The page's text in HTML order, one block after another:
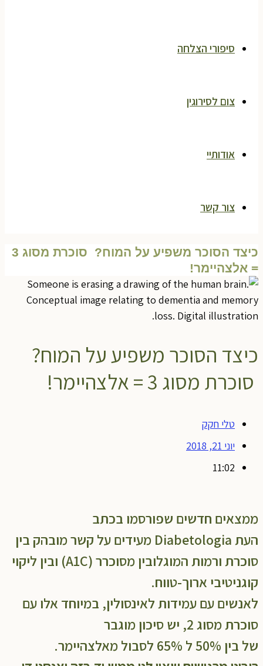
סיפורי הצלחה
צום לסירוגין
אודותיי
צור קשר
כיצד הסוכר משפיע על המוח? סוכרת מסוג 3
= אלצהיימר!
כיצד הסוכר משפיע על המוח?
סוכרת מסוג 3 = אלצהיימר!
טלי חקק
יוני 21, 2018
11:02
ממצאים חדשים שפורסמו בכתב
העת Diabetologia מעידים על קשר מובהק בין
סוכרת ורמות המוגלובין מסוכרר (A1C) ובין ליקוי
קוגניטיבי ארוך-טווח.
לאנשים עם עמידות לאינסולין, במיוחד אלו עם
סוכרת מסוג 2, יש סיכון מוגבר
של בין 50% ל 65% לסבול מאלצהיימר.